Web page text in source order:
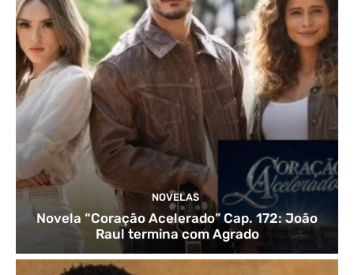
NOVELAS
Novela “Coração Acelerado” Cap. 172: João
Raul termina com Agrado